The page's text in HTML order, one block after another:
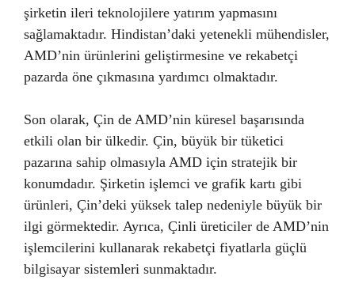
şirketin ileri teknolojilere yatırım yapmasını
sağlamaktadır. Hindistan’daki yetenekli mühendisler,
AMD’nin ürünlerini geliştirmesine ve rekabetçi
pazarda öne çıkmasına yardımcı olmaktadır.
Son olarak, Çin de AMD’nin küresel başarısında
etkili olan bir ülkedir. Çin, büyük bir tüketici
pazarına sahip olmasıyla AMD için stratejik bir
konumdadır. Şirketin işlemci ve grafik kartı gibi
ürünleri, Çin’deki yüksek talep nedeniyle büyük bir
ilgi görmektedir. Ayrıca, Çinli üreticiler de AMD’nin
işlemcilerini kullanarak rekabetçi fiyatlarla güçlü
bilgisayar sistemleri sunmaktadır.